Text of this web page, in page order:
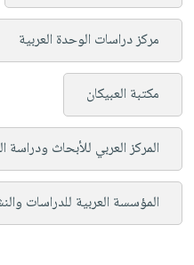
مركز دراسات الوحدة العربية
مكتبة العبيكان
المركز العربي للأبحاث ودراسة
المؤسسة العربية للدراسات